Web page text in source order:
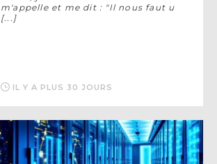
m'appelle et me dit : "Il nous faut u
[...]
IL Y A PLUS 30 JOURS